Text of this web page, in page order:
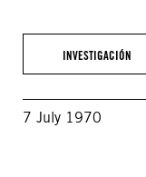
INVESTIGACIÓN
7 July 1970